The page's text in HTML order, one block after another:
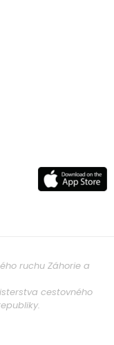
ruchu Záhorie a
cestovného